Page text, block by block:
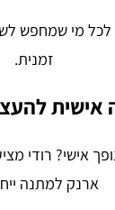
מי שמחפש
זמנית.
אישית
אישי? רודי
ארנק למתנה